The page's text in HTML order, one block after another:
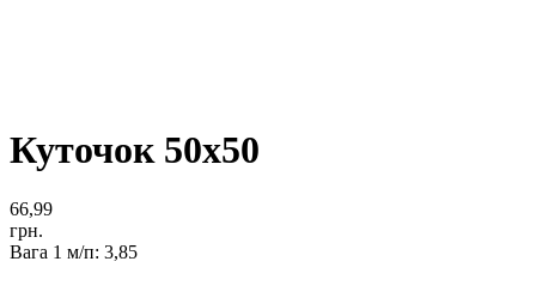
Куточок 50x50
66,99
грн.
Вага 1 м/п: 3,85